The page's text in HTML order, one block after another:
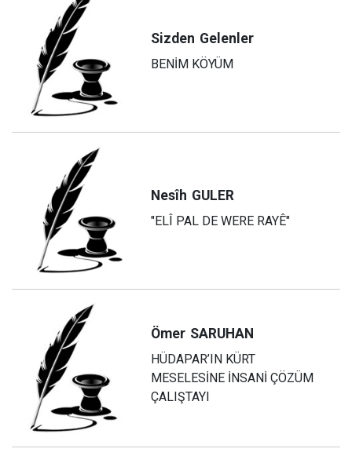
Sizden Gelenler
BENİM KÖYÜM
Nesîh GULER
"ELÎ PAL DE WERE RAYÊ"
Ömer SARUHAN
HÜDAPAR’IN KÜRT
MESELESİNE İNSANİ ÇÖZÜM
ÇALIŞTAYI